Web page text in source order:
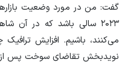
گفت: من در مورد وضعیت
۲۰۲۳ سالی باشد که در آن
می‌کنند، باشیم. افزایش
نویدبخش تقاضای سوخت پس از